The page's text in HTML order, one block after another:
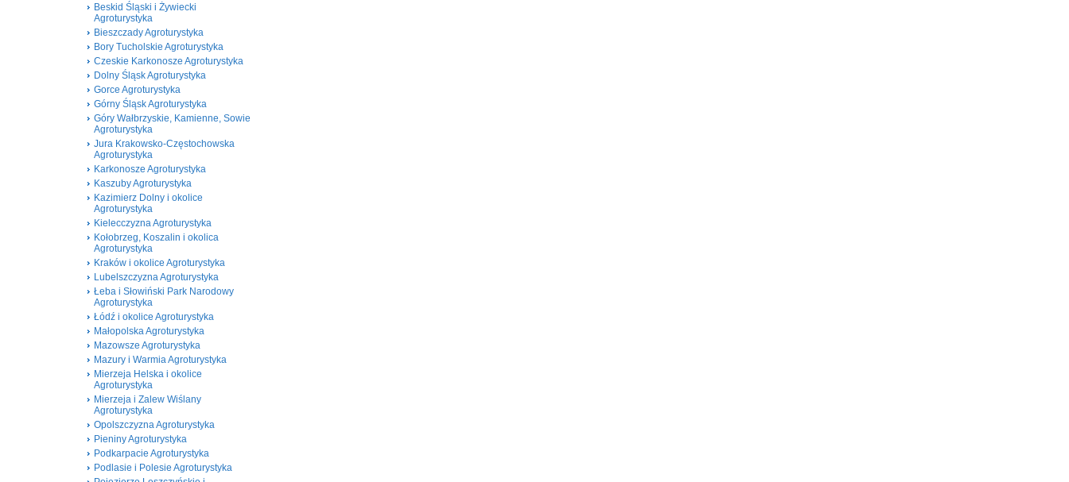
Beskid Śląski i Żywiecki
Agroturystyka
Bieszczady Agroturystyka
Bory Tucholskie Agroturystyka
Czeskie Karkonosze Agroturystyka
Dolny Śląsk Agroturystyka
Gorce Agroturystyka
Górny Śląsk Agroturystyka
Góry Wałbrzyskie, Kamienne, Sowie
Agroturystyka
Jura Krakowsko-Częstochowska
Agroturystyka
Karkonosze Agroturystyka
Kaszuby Agroturystyka
Kazimierz Dolny i okolice
Agroturystyka
Kielecczyzna Agroturystyka
Kołobrzeg, Koszalin i okolica
Agroturystyka
Kraków i okolice Agroturystyka
Lubelszczyzna Agroturystyka
Łeba i Słowiński Park Narodowy
Agroturystyka
Łódź i okolice Agroturystyka
Małopolska Agroturystyka
Mazowsze Agroturystyka
Mazury i Warmia Agroturystyka
Mierzeja Helska i okolice
Agroturystyka
Mierzeja i Zalew Wiślany
Agroturystyka
Opolszczyzna Agroturystyka
Pieniny Agroturystyka
Podkarpacie Agroturystyka
Podlasie i Polesie Agroturystyka